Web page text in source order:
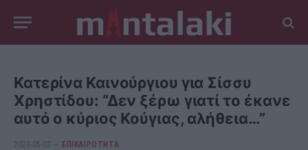
Κατερίνα Καινούργιου για Σίσσυ
Χρηστίδου: “Δεν ξέρω γιατί το έκανε
αυτό o κύριος Κούγιας, αλήθεια…”
2023-05-02 ΕΠΙΚΑΙΡΟΤΗΤΑ